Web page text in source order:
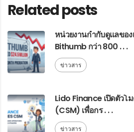
Related posts
หน่วยงานกำกับดูแลของ
Bithumb กว่า 800 . . .
ข่าวสาร
Lido Finance เปิดตัวโ
(CSM) เพื่อกร . . .
ข่าวสาร